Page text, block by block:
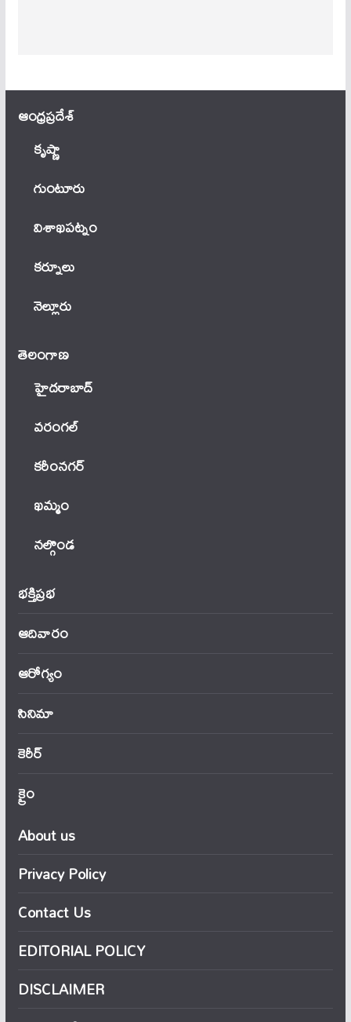
ఆంధ్ర‌ప్ర‌దేశ్
కృష్ణా
గుంటూరు
విశాఖపట్నం
కర్నూలు
నెల్లూరు
తెలంగాణ‌
హైదరాబాద్
వ‌రంగ‌ల్
కరీంనగర్
ఖ‌మ్మం
నల్గొండ
భక్తిప్రభ
ఆదివారం
ఆరోగ్యం
సినిమా
కెరీర్
క్రైం
About us
Privacy Policy
Contact Us
EDITORIAL POLICY
DISCLAIMER